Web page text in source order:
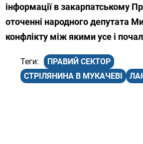
інформації в закарпатському
оточенні народного депутата
конфлікту між якими усе і
ПРАВИЙ СЕКТОР
СТРІЛЯНИНА В МУКАЧЕВІ